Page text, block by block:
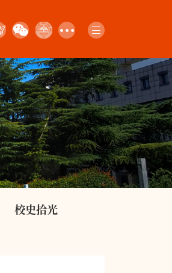
校史拾光